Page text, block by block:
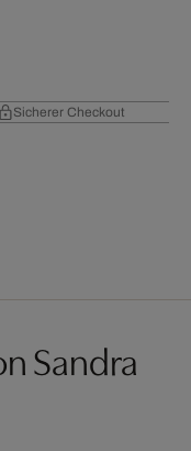
Sicherer Checkout
Sandra